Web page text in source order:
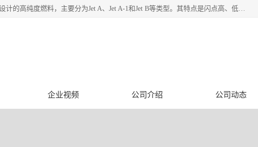
航空煤油（Jet Fuel）是专门为喷气式航空发动机设计的高纯度燃料，主要分为Jet A、Jet A-1和Jet B等类型。其特点是闪点高、低温流动性好，并添加了抗静电剂和抗氧化剂以确保飞行安全。航空煤油需
企业视频 公司介绍 公司动态